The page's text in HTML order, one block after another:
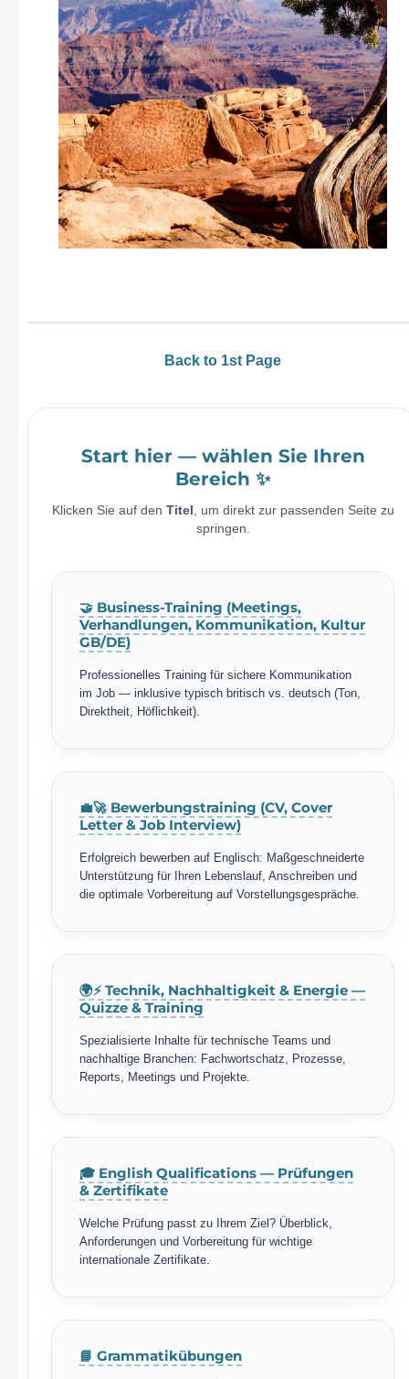
Back to 1st Page
Start hier — wählen Sie Ihren
Bereich ✨
Klicken Sie auf den Titel
, um direkt zur passenden Seite zu
springen.
🤝 Business-Training (Meetings,
Verhandlungen, Kommunikation, Kultur
GB/DE)
Professionelles Training für sichere Kommunikation
im Job — inklusive typisch britisch vs. deutsch (Ton,
Direktheit, Höflichkeit).
💼🚀 Bewerbungstraining (CV, Cover
Letter & Job Interview)
Erfolgreich bewerben auf Englisch: Maßgeschneiderte
Unterstützung für Ihren Lebenslauf, Anschreiben und
die optimale Vorbereitung auf Vorstellungsgespräche.
🌍⚡ Technik, Nachhaltigkeit & Energie —
Quizze & Training
Spezialisierte Inhalte für technische Teams und
nachhaltige Branchen: Fachwortschatz, Prozesse,
Reports, Meetings und Projekte.
🎓 English Qualifications — Prüfungen
& Zertifikate
Welche Prüfung passt zu Ihrem Ziel? Überblick,
Anforderungen und Vorbereitung für wichtige
internationale Zertifikate.
📘 Grammatikübungen